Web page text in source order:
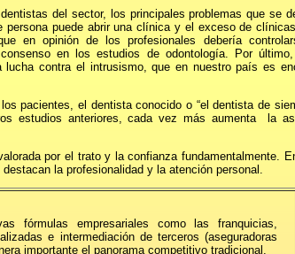
del sector, los principales problemas que se
puede abrir una clínica y el exceso de
en opinión de los profesionales debería
en los estudios de odontología. Por
lucha contra el intrusismo, que en nuestro país es
pacientes, el dentista conocido o “el dentista de
estudios anteriores, cada vez más aumenta la
por el trato y la confianza fundamentalmente.
la profesionalidad y la atención personal.
fórmulas empresariales como las franquicias,
e intermediación de terceros (aseguradoras
importante el panorama competitivo tradicional.